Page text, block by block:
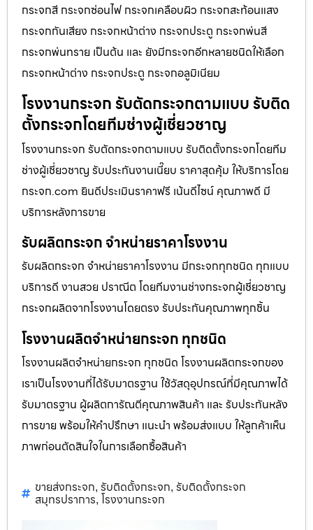
กระจกสี กระจกซ่อนไฟ กระจกเคลือบผิว กระจกสะท้อนแสง
กระจกกันเสียง กระจกหน้าต่าง กระจกประตู กระจกพ่นสี
กระจกพ่นทราย เป็นต้น และ ยังมีกระจกอีกหลายชนิดให้เลือก
กระจกหน้าต่าง กระจกประตู กระจกอลูมิเนียม
โรงงานกระจก รับตัดกระจกตามแบบ รับติด
ตั้งกระจกโดยทีมช่างผู้เชี่ยวชาญ
โรงงานกระจก รับตัดกระจกตามแบบ รับติดตั้งกระจกโดยทีม
ช่างผู้เชี่ยวชาญ รับประกันงานเนี๊ยบ ราคาสุดคุ้ม ให้บริการโดย
กระจก.com ยินดีประเมินราคาฟรี เน้นดีไซน์ คุณภาพดี มี
บริการหลังการขาย
รับผลิตกระจก จำหน่ายราคาโรงงาน
รับผลิตกระจก จำหน่ายราคาโรงงาน มีกระจกทุกชนิด ทุกแบบ
บริการดี งานสวย ปราณีต โดยทีมงานช่างกระจกผู้เชี่ยวชาญ
กระจกผลิตจากโรงงานโดยตรง รับประกันคุณภาพทุกชิ้น
โรงงานผลิตจำหน่ายกระจก ทุกชนิด
โรงงานผลิตจำหน่ายกระจก ทุกชนิด โรงงานผลิตกระจกของ
เราเป็นโรงงานที่ได้รับมาตรฐาน ใช้วัสดุอุปกรณ์ที่มีคุณภาพได้
รับมาตรฐาน ผู้ผลิตการัณตีคุณภาพสินค้า และ รับประกันหลัง
การขาย พร้อมให้คำปรึกษา แนะนำ พร้อมส่งแบบ ให้ลูกค้าเห็น
ภาพก่อนตัดสินใจในการเลือกซื้อสินค้า
ขายส่งกระจก, รับติดตั้งกระจก, รับติดตั้งกระจก
สมุทรปราการ, โรงงานกระจก